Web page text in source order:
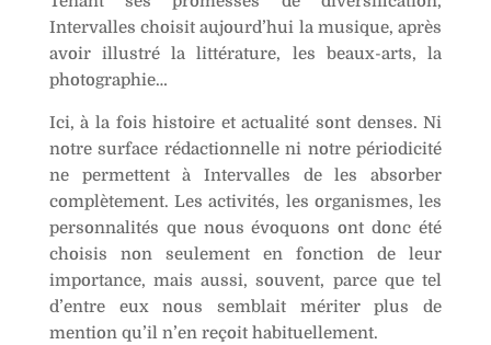
Intervalles choisit aujourd’hui la musique, après
avoir illustré la littérature, les beaux-arts, la
photographie…
Ici, à la fois histoire et actualité sont denses. Ni
notre surface rédactionnelle ni notre périodicité
ne permettent à Intervalles de les absorber
complètement. Les activités, les organismes, les
personnalités que nous évoquons ont donc été
choisis non seulement en fonction de leur
importance, mais aussi, souvent, parce que tel
d’entre eux nous semblait mériter plus de
mention qu’il n’en reçoit habituellement.